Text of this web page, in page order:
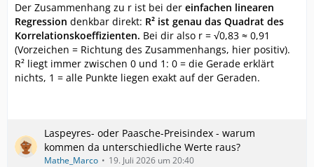
Der Zusammenhang zu r ist bei der einfachen linearen
Regression denkbar direkt: R² ist genau das Quadrat des
Korrelationskoeffizienten. Bei dir also r = √0,83 ≈ 0,91
(Vorzeichen = Richtung des Zusammenhangs, hier positiv).
R² liegt immer zwischen 0 und 1: 0 = die Gerade erklärt
nichts, 1 = alle Punkte liegen exakt auf der Geraden.
Laspeyres- oder Paasche-Preisindex - warum
kommen da unterschiedliche Werte raus?
Mathe_Marco 19. Juli 2026 um 20:40